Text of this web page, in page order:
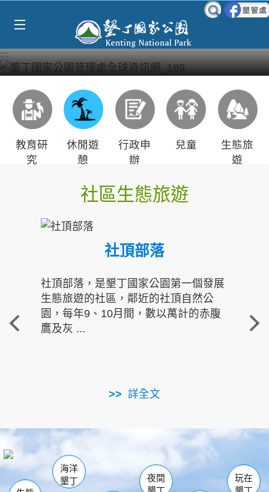
:::
教育研
究
休閒遊
憩
行政申
辦
兒童
生態旅
遊
社區生態旅遊
社頂部落
社頂部落，是墾丁國家公園第一個發展
生態旅遊的社區，鄰近的社頂自然公
園，每年9、10月間，數以萬計的赤腹
鷹及灰 ...
詳全文
重
走進
南仁湖
海生館
恆春 佳樂水
龍鑾潭自然中心 森林遊樂區
瓊麻館
關山 墾管處遊客中心
社頂公園 風吹沙
船帆石
白砂 龍磐公園
香蕉灣
砂島
鵝鑾鼻
海洋
墾丁
夜間
玩在